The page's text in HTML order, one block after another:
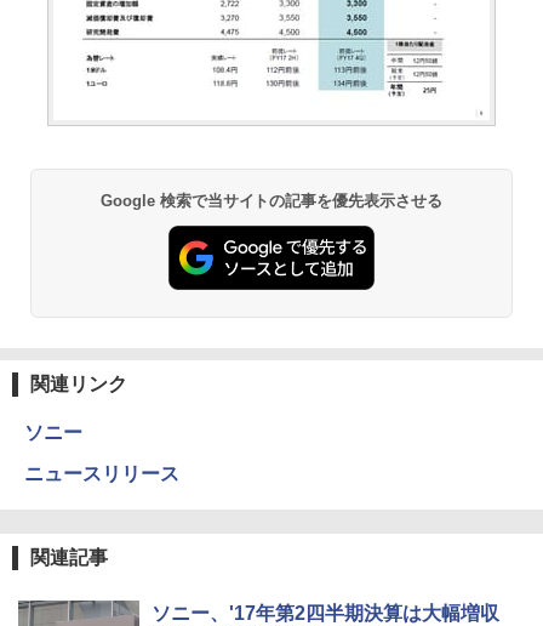
Google 検索で当サイトの記事を優先表示させる
関連リンク
ソニー
ニュースリリース
関連記事
ソニー、'17年第2四半期決算は大幅増収